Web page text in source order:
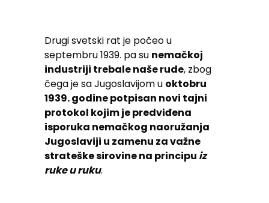
Drugi svetski rat je počeo u
septembru 1939. pa su nemačkoj
industriji trebale naše rude, zbog
čega je sa Jugoslavijom u oktobru
1939. godine potpisan novi tajni
protokol kojim je predviđena
isporuka nemačkog naoružanja
Jugoslaviji u zamenu za važne
strateške sirovine na principu iz
ruke u ruku.